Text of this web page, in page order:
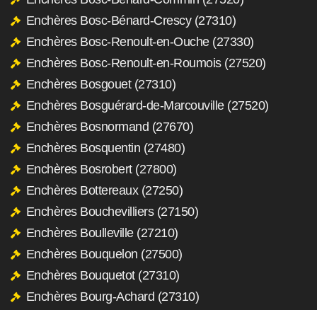
Enchères Bosc-Bénard-Crescy (27310)
Enchères Bosc-Renoult-en-Ouche (27330)
Enchères Bosc-Renoult-en-Roumois (27520)
Enchères Bosgouet (27310)
Enchères Bosguérard-de-Marcouville (27520)
Enchères Bosnormand (27670)
Enchères Bosquentin (27480)
Enchères Bosrobert (27800)
Enchères Bottereaux (27250)
Enchères Bouchevilliers (27150)
Enchères Boulleville (27210)
Enchères Bouquelon (27500)
Enchères Bouquetot (27310)
Enchères Bourg-Achard (27310)